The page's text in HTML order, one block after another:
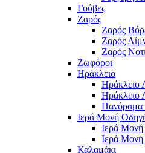
Γούβες
Ζαρός
Ζαρός
Ζαρός
Ζαρός
Ζωφόροι
Ηράκλειο
Ηράκλειο
Ηράκλειο
Πανόραμα
Ιερά Μονή
Ιερά Μονή
Ιερά Μονή
Καλαμάκι